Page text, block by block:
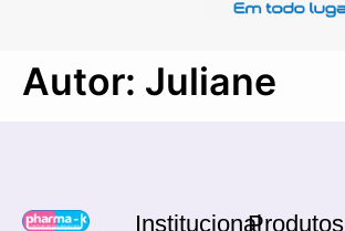
Autor: Juliane
InstitucionalProdutos